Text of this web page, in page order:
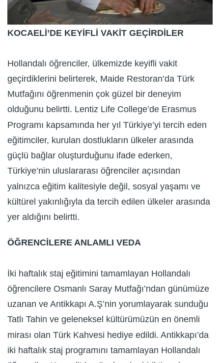
KOCAELİ’DE KEYİFLİ VAKİT GEÇİRDİLER
Hollandalı öğrenciler, ülkemizde keyifli vakit
geçirdiklerini belirterek, Maide Restoran’da Türk
Mutfağını öğrenmenin çok güzel bir deneyim
olduğunu belirtti. Lentiz Life College’de Erasmus
Programı kapsamında her yıl Türkiye’yi tercih eden
eğitimciler, kurulan dostlukların ülkeler arasında
güçlü bağlar oluşturduğunu ifade ederken,
Türkiye’nin uluslararası öğrenciler açısından
yalnızca eğitim kalitesiyle değil, sosyal yaşamı ve
kültürel yakınlığıyla da tercih edilen ülkeler arasında
yer aldığını belirtti.
ÖĞRENCİLERE ANLAMLI VEDA
İki haftalık staj eğitimini tamamlayan Hollandalı
öğrencilere Osmanlı Saray Mutfağı’ndan günümüze
uzanan ve Antikkapı A.Ş’nin yorumlayarak sunduğu
Tatlı Tahin ve geleneksel kültürümüzün en önemli
mirası olan Türk Kahvesi hediye edildi. Antikkapı’da
iki haftalık staj programını tamamlayan Hollandalı